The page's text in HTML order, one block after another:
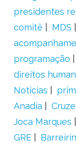
presidentes
comitê
MDS
programação
direitos
Notícias
Anadia
Joca Marques
GRE